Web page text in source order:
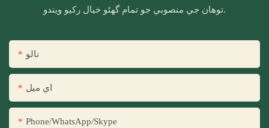
توهان جي منصوبي جو تمام گهڻو خيال رکيو ويندو.
نالو
اي ميل
Phone/WhatsApp/Skype